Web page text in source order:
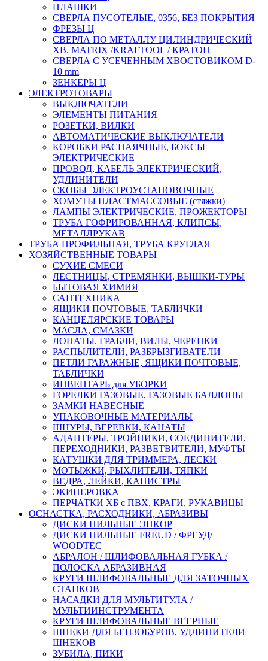
ПЛАШКИ
СВЕРЛА ПУСОТЕЛЫЕ, 0356, БЕЗ ПОКРЫТИЯ
ФРЕЗЫ Ц
СВЕРЛА ПО МЕТАЛЛУ ЦИЛИНДРИЧЕСКИЙ
ХВ. MATRIX /KRAFTOOL / КРАТОН
СВЕРЛА С УСЕЧЕННЫМ ХВОСТОВИКОМ D-
10 mm
ЗЕНКЕРЫ Ц
ЭЛЕКТРОТОВАРЫ
ВЫКЛЮЧАТЕЛИ
ЭЛЕМЕНТЫ ПИТАНИЯ
РОЗЕТКИ, ВИЛКИ
АВТОМАТИЧЕСКИЕ ВЫКЛЮЧАТЕЛИ
КОРОБКИ РАСПАЯЧНЫЕ, БОКСЫ
ЭЛЕКТРИЧЕСКИЕ
ПРОВОД, КАБЕЛЬ ЭЛЕКТРИЧЕСКИЙ,
УДЛИНИТЕЛИ
СКОБЫ ЭЛЕКТРОУСТАНОВОЧНЫЕ
ХОМУТЫ ПЛАСТМАССОВЫЕ (стяжки)
ЛАМПЫ ЭЛЕКТРИЧЕСКИЕ, ПРОЖЕКТОРЫ
ТРУБА ГОФРИРОВАННАЯ, КЛИПСЫ,
МЕТАЛЛРУКАВ
ТРУБА ПРОФИЛЬНАЯ, ТРУБА КРУГЛАЯ
ХОЗЯЙСТВЕННЫЕ ТОВАРЫ
СУХИЕ СМЕСИ
ЛЕСТНИЦЫ, СТРЕМЯНКИ, ВЫШКИ-ТУРЫ
БЫТОВАЯ ХИМИЯ
САНТЕХНИКА
ЯЩИКИ ПОЧТОВЫЕ, ТАБЛИЧКИ
КАНЦЕЛЯРСКИЕ ТОВАРЫ
МАСЛА, СМАЗКИ
ЛОПАТЫ. ГРАБЛИ, ВИЛЫ, ЧЕРЕНКИ
РАСПЫЛИТЕЛИ, РАЗБРЫЗГИВАТЕЛИ
ПЕТЛИ ГАРАЖНЫЕ, ЯЩИКИ ПОЧТОВЫЕ,
ТАБЛИЧКИ
ИНВЕНТАРЬ для УБОРКИ
ГОРЕЛКИ ГАЗОВЫЕ, ГАЗОВЫЕ БАЛЛОНЫ
ЗАМКИ НАВЕСНЫЕ
УПАКОВОЧНЫЕ МАТЕРИАЛЫ
ШНУРЫ, ВЕРЕВКИ, КАНАТЫ
АДАПТЕРЫ, ТРОЙНИКИ, СОЕДИНИТЕЛИ,
ПЕРЕХОДНИКИ, РАЗВЕТВИТЕЛИ, МУФТЫ
КАТУШКИ ДЛЯ ТРИММЕРА, ЛЕСКИ
МОТЫЖКИ, РЫХЛИТЕЛИ, ТЯПКИ
ВЕДРА, ЛЕЙКИ, КАНИСТРЫ
ЭКИПЕРОВКА
ПЕРЧАТКИ ХБ с ПВХ, КРАГИ, РУКАВИЦЫ
ОСНАСТКА, РАСХОДНИКИ, АБРАЗИВЫ
ДИСКИ ПИЛЬНЫЕ ЭНКОР
ДИСКИ ПИЛЬНЫЕ FREUD / ФРЕУД/
WOODTEC
АБРАЛОН / ШЛИФОВАЛЬНАЯ ГУБКА /
ПОЛОСКА АБРАЗИВНАЯ
КРУГИ ШЛИФОВАЛЬНЫЕ ДЛЯ ЗАТОЧНЫХ
СТАНКОВ
НАСАДКИ ДЛЯ МУЛЬТИТУЛА /
МУЛЬТИИНСТРУМЕНТА
КРУГИ ШЛИФОВАЛЬНЫЕ ВЕЕРНЫЕ
ШНЕКИ ДЛЯ БЕНЗОБУРОВ, УДЛИНИТЕЛИ
ШНЕКОВ
ЗУБИЛА, ПИКИ